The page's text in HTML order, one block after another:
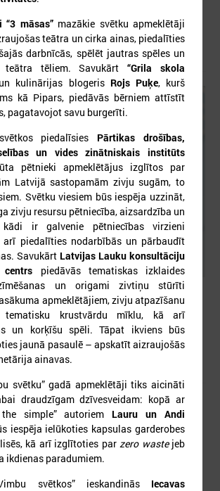
cilts balvas” uzvarētāji un
balvas” uzvarētāji un pašvaldību koordinatori
vadlīnijas institūcijām šūnu
institūcijām šūnu apraides gadījumā
“3 māsas”mazākie svētku apmeklētāji
teātra un cirka ainas, piedalīties
darbnīcās, spēlēt jautras spēles un
teātra tēliem. Savukārt“Grila skola
un kulinārijas blogeris Rojs Puķe, kurš
kā Pipars, piedāvās bērniem attīstīt
pagatavojot savu burgerīti.
piedalīsies Pārtikas drošības,
un vides zinātniskais institūts
pētnieki apmeklētājus izglītos par
Latvijā sastopamām zivju sugām, to
Svētku viesiem būs iespēja uzzināt,
zivju resursu pētniecība, aizsardzība un
kādi ir galvenie pētniecības virzieni
piedalīties nodarbībās un pārbaudīt
Savukārt Latvijas Lauku konsultāciju
piedāvās tematiskas izklaides
un origami zivtiņu stūrīti
apmeklētājiem, zivju atpazīšanu
tematisku krustvārdu mīklu, kā arī
un korķīšu spēli. Tāpat ikviens būs
jaunā pasaulē – apskatīt aizraujošās
ainavas.
svētku” gadā apmeklētāji tiks aicināti
draudzīgam dzīvesveidam: kopā ar
simple” autoriem Lauru un Andi
iespēja ielūkoties kapsulas garderobes
kā arī izglītoties par zero wastejeb
ikdienas paradumiem.
svētkos” ieskandinās Iecavas